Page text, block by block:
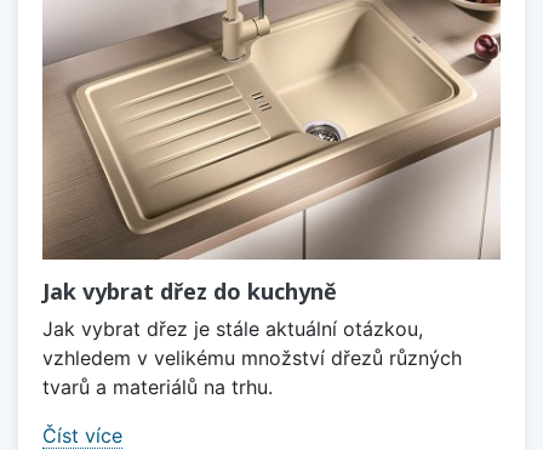
Jak vybrat dřez do kuchyně
Jak vybrat dřez je stále aktuální otázkou,
vzhledem v velikému množství dřezů různých
tvarů a materiálů na trhu.
Číst více